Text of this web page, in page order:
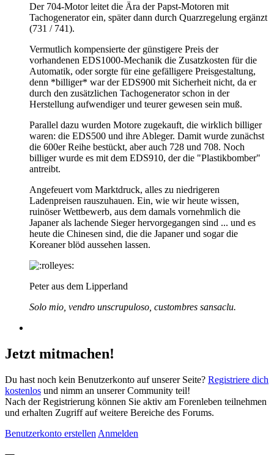
Der 704-Motor leitet die Ära der Papst-Motoren mit
Tachogenerator ein, später dann durch Quarzregelung ergänzt
(731 / 741).
Vermutlich kompensierte der günstigere Preis der
vorhandenen EDS1000-Mechanik die Zusatzkosten für die
Automatik, oder sorgte für eine gefälligere Preisgestaltung,
denn *billiger* war der EDS900 mit Sicherheit nicht, da er
durch den zusätzlichen Tachogenerator schon in der
Herstellung aufwendiger und teurer gewesen sein muß.
Parallel dazu wurden Motore zugekauft, die wirklich billiger
waren: die EDS500 und ihre Ableger. Damit wurde zunächst
die 600er Reihe bestückt, aber auch 728 und 708. Noch
billiger wurde es mit dem EDS910, der die "Plastikbomber"
antreibt.
Angefeuert vom Marktdruck, alles zu niedrigeren
Ladenpreisen rauszuhauen. Ein, wie wir heute wissen,
ruinöser Wettbewerb, aus dem damals vornehmlich die
Japaner als lachende Sieger hervorgegangen sind ... und es
heute die Chinesen sind, die die Japaner und sogar die
Koreaner blöd aussehen lassen.
Peter aus dem Lipperland
Solo mio, vendro unscrupuloso, custombres sansaclu.
Jetzt mitmachen!
Du hast noch kein Benutzerkonto auf unserer Seite? Registriere dich
kostenlos und nimm an unserer Community teil!
Nach der Registrierung können Sie aktiv am Forenleben teilnehmen
und erhalten Zugriff auf weitere Bereiche des Forums.
Benutzerkonto erstellen Anmelden